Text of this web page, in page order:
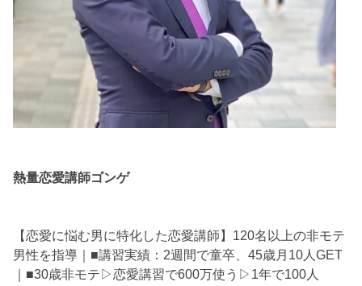
熱量恋愛講師ゴンゲ
【恋愛に悩む男に特化した恋愛講師】120名以上の非モテ
男性を指導｜■講習実績：2週間で童卒、45歳月10人GET
｜■30歳非モテ▷恋愛講習で600万使う▷1年で100人